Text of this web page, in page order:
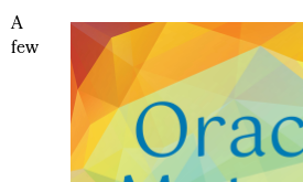
A
few